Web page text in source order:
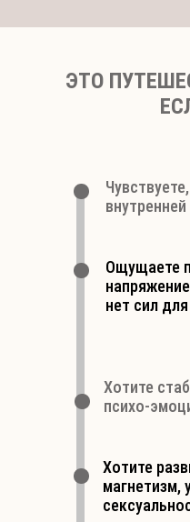
ЭТО
Ощущаете
нет сил
Хотите
психо-
Хотите
магнетизм,